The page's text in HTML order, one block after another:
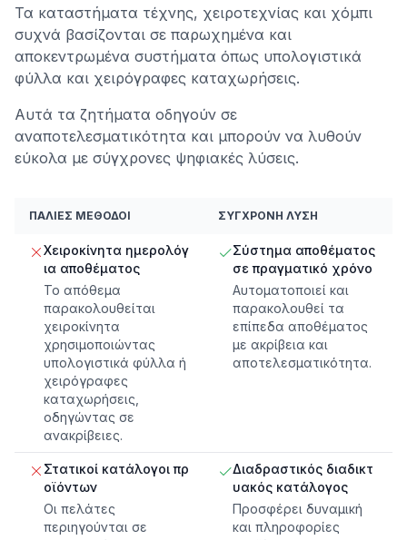
Τα καταστήματα τέχνης, χειροτεχνίας και χόμπι
συχνά βασίζονται σε παρωχημένα και
αποκεντρωμένα συστήματα όπως υπολογιστικά
φύλλα και χειρόγραφες καταχωρήσεις.
Αυτά τα ζητήματα οδηγούν σε
αναποτελεσματικότητα και μπορούν να λυθούν
εύκολα με σύγχρονες ψηφιακές λύσεις.
ΠΑΛΙΈΣ ΜΈΘΟΔΟΙ ΣΎΓΧΡΟΝΗ ΛΎΣΗ
Χειροκίνητα ημερολόγ
ια αποθέματος
Το απόθεμα
παρακολουθείται
χειροκίνητα
χρησιμοποιώντας
υπολογιστικά φύλλα ή
χειρόγραφες
καταχωρήσεις,
οδηγώντας σε
ανακρίβειες.
Σύστημα αποθέματος
σε πραγματικό χρόνο
Αυτοματοποιεί και
παρακολουθεί τα
επίπεδα αποθέματος
με ακρίβεια και
αποτελεσματικότητα.
Στατικοί κατάλογοι πρ
οϊόντων
Οι πελάτες
περιηγούνται σε
Διαδραστικός διαδικτ
υακός κατάλογος
Προσφέρει δυναμική
και πληροφορίες